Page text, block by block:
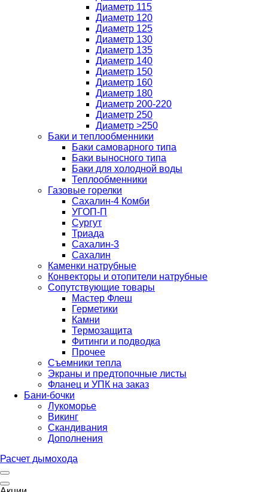
Диаметр 115
Диаметр 120
Диаметр 125
Диаметр 130
Диаметр 135
Диаметр 140
Диаметр 150
Диаметр 160
Диаметр 180
Диаметр 200-220
Диаметр 250
Диаметр >250
Баки и теплообменники
Баки самоварного типа
Баки выносного типа
Баки для холодной воды
Теплообменники
Газовые горелки
Сахалин-4 Комби
УГОП-П
Сургут
Триада
Сахалин-3
Сахалин
Каменки натрубные
Конвекторы и отопители натрубные
Сопутствующие товары
Мастер Флеш
Герметики
Камни
Термозащита
Фитинги и подводка
Прочее
Съемники тепла
Экраны и предтопочные листы
Фланец и УПК на заказ
Бани-бочки
Лукоморье
Викинг
Скандивания
Дополнения
Расчет дымохода